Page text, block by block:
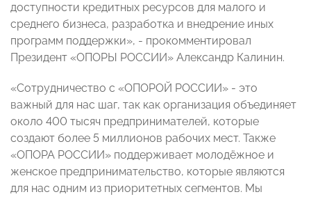
доступности кредитных ресурсов для малого и
среднего бизнеса, разработка и внедрение иных
программ поддержки», - прокомментировал
Президент «ОПОРЫ РОССИИ» Александр Калинин.
«Сотрудничество с «ОПОРОЙ РОССИИ» - это
важный для нас шаг, так как организация объединяет
около 400 тысяч предпринимателей, которые
создают более 5 миллионов рабочих мест. Также
«ОПОРА РОССИИ» поддерживает молодёжное и
женское предпринимательство, которые являются
для нас одним из приоритетных сегментов. Мы